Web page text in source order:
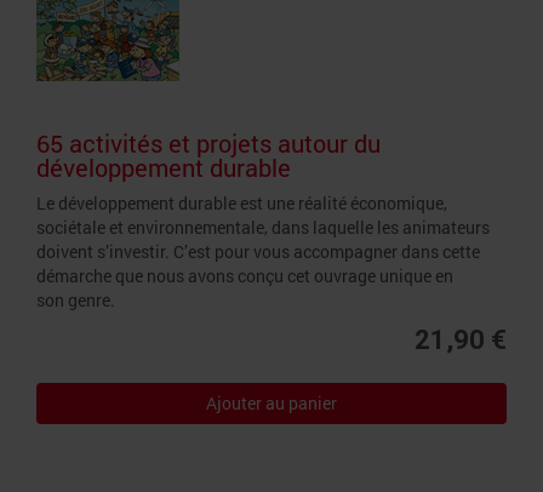
65 activités et projets autour du
développement durable
Le développement durable est une réalité économique,
sociétale et environnementale, dans laquelle les animateurs
doivent s’investir. C’est pour vous accompagner dans cette
démarche que nous avons conçu cet ouvrage unique en
son genre.
21,90 €
Ajouter au panier